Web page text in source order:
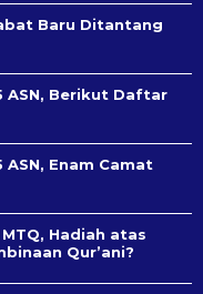
Baru Ditantang
ASN, Berikut Daftar
Enam Camat
Hadiah atas
Qur’ani?